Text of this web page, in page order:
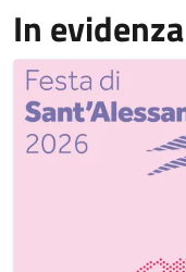
In evidenza